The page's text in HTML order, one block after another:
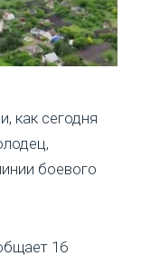
как сегодня
боевого
16